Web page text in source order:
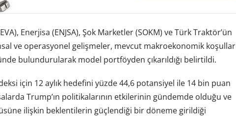
Enerjisa (ENJSA), Şok Marketler (SOKM) ve Türk Traktör’ün
ve operasyonel gelişmeler, mevcut makroekonomik koşullar
bulundurularak model portföyden çıkarıldığı belirtildi.
için 12 aylık hedefini yüzde 44,6 potansiyel ile 14 bin puan
Trump’ın politikalarının etkilerinin gündemde olduğu ve
ilişkin beklentilerin güçlendiği bir döneme girildiği